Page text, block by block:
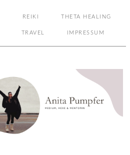
REIKI THETA HEALING
TRAVEL IMPRESSUM